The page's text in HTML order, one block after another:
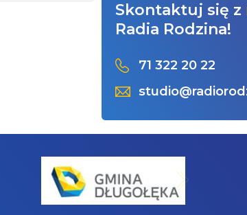
Skontaktuj się z
Radia Rodzina!
71 322 20 22